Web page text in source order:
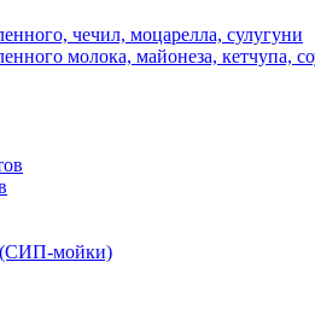
чечил, моцарелла, сулугуни
молока, майонеза, кетчупа,
(СИП-мойки)